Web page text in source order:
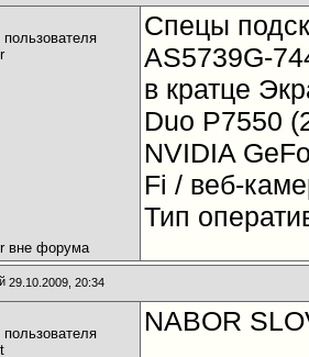
Спецы
AS5739G-
в кратце
Duo P7550
NVIDIA
Fi / веб-
Тип
29.10.2009, 20:34
NABOR